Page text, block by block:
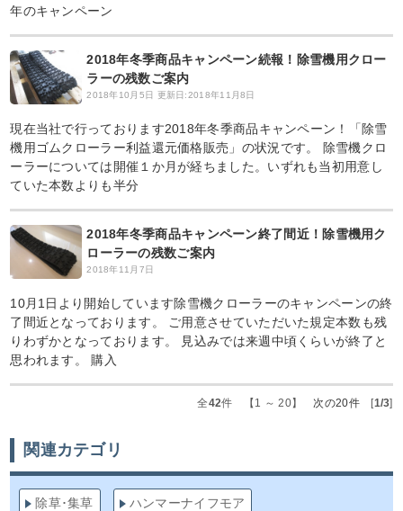
年のキャンペーン
2018年冬季商品キャンペーン続報！除雪機用クロー
ラーの残数ご案内
2018年10月5日 更新日:2018年11月8日
現在当社で行っております2018年冬季商品キャンペーン！「除雪
機用ゴムクローラー利益還元価格販売」の状況です。 除雪機クロ
ーラーについては開催１か月が経ちました。いずれも当初用意し
ていた本数よりも半分
2018年冬季商品キャンペーン終了間近！除雪機用ク
ローラーの残数ご案内
2018年11月7日
10月1日より開始しています除雪機クローラーのキャンペーンの終
了間近となっております。 ご用意させていただいた規定本数も残
りわずかとなっております。 見込みでは来週中頃くらいが終了と
思われます。 購入
全42件 【1 ～ 20】 次の20件[1/3]
関連カテゴリ
除草･集草 ハンマーナイフモア